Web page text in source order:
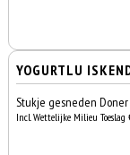
YOGURTLU
Stukje gesneden
Incl. Wettelijke Milieu Toeslag